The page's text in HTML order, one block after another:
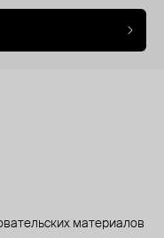
материалов